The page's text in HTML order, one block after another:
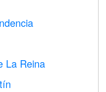
La Reina